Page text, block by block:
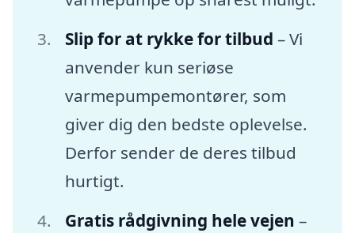
Slip for at rykke for tilbud – Vi
anvender kun seriøse
varmepumpemontører, som
giver dig den bedste oplevelse.
Derfor sender de deres tilbud
hurtigt.
Gratis rådgivning hele vejen –